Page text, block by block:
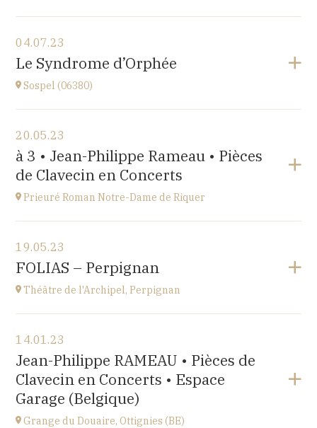
Eglise de Servance
à17H
Accéder au site
04.07.23
Le Syndrome d’Orphée
Sospel (06380)
Sospel (06380)
à 20H30
Accéder au site
20.05.23
à 3 • Jean-Philippe Rameau • Pièces
de Clavecin en Concerts
Prieuré Roman Notre-Dame de Riquer
Mas Riquer, Catllar (66500)
à 18H00
19.05.23
FOLIAS – Perpignan
Théâtre de l'Archipel, Perpignan
Théâtre de l'Archipel, Perpignan
Le Carré, avenue du Maréchal Leclerc, 66000
Perpignan
à20H30
14.01.23
Jean-Philippe RAMEAU • Pièces de
Clavecin en Concerts • Espace
Garage (Belgique)
Grange du Douaire, Ottignies (BE)